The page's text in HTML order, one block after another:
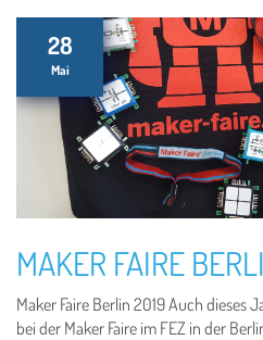
28
Mai
MAKER FAIRE
Maker Faire Berlin 2019 Auch dieses
bei der Maker Faire im FEZ in der